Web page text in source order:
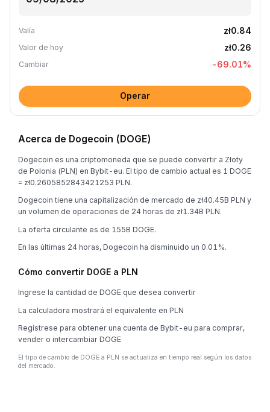
Valía zł0.84
Valor de hoy zł0.26
Cambiar -69.01%
Operar
Acerca de Dogecoin (DOGE)
Dogecoin es una criptomoneda que se puede convertir a Złoty
de Polonia (PLN) en Bybit-eu. El tipo de cambio actual es 1 DOGE
= zł0.2605852843421253 PLN.
Dogecoin tiene una capitalización de mercado de zł40.45B PLN y
un volumen de operaciones de 24 horas de zł1.34B PLN.
La oferta circulante es de 155B DOGE.
En las últimas 24 horas, Dogecoin ha disminuido un 0.01%.
Cómo convertir DOGE a PLN
Ingrese la cantidad de DOGE que desea convertir
La calculadora mostrará el equivalente en PLN
Regístrese para obtener una cuenta de Bybit-eu para comprar,
vender o intercambiar DOGE
El tipo de cambio de DOGE a PLN se actualiza en tiempo real según los datos
del mercado.